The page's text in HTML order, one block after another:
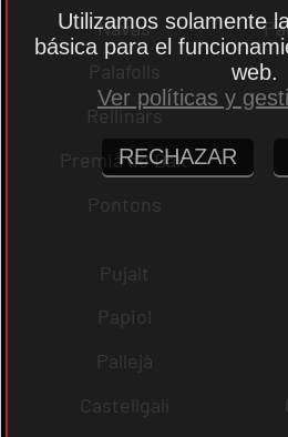
Navas
Palafolls
Rellinars
Premià de Dalt
Pontons
Pujalt
Papiol
Pallejà
Castellgalí
Utilizamos solamente
básica para el
web.
Ver políticas y
RECHAZAR